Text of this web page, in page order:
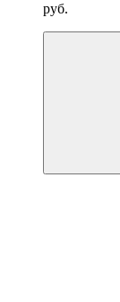
руб.